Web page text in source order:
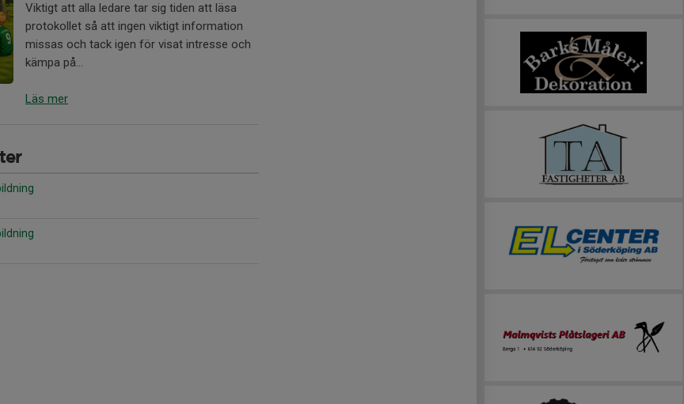
Viktigt att alla ledare tar sig tiden att läsa
protokollet så att ingen viktigt information
missas och tack igen för visat intresse och
kämpa på...
Läs mer